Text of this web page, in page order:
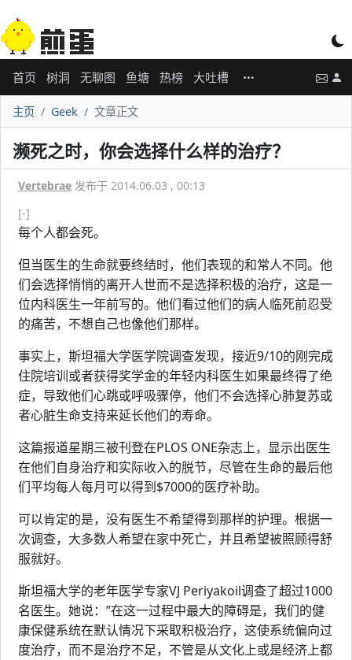
首页 树洞 无聊图 鱼塘 热榜 大吐槽
主页 Geek 文章正文
濒死之时，你会选择什么样的治疗？
Vertebrae 发布于 2014.06.03 , 00:13
[-]
每个人都会死。
但当医生的生命就要终结时，他们表现的和常人不同。他
们会选择悄悄的离开人世而不是选择积极的治疗，这是一
位内科医生一年前写的。他们看过他们的病人临死前忍受
的痛苦，不想自己也像他们那样。
事实上，斯坦福大学医学院调查发现，接近9/10的刚完成
住院培训或者获得奖学金的年轻内科医生如果最终得了绝
症，导致他们心跳或呼吸骤停，他们不会选择心肺复苏或
者心脏生命支持来延长他们的寿命。
这篇报道星期三被刊登在PLOS ONE杂志上，显示出医生
在他们自身治疗和实际收入的脱节，尽管在生命的最后他
们平均每人每月可以得到$7000的医疗补助。
可以肯定的是，没有医生不希望得到那样的护理。根据一
次调查，大多数人希望在家中死亡，并且希望被照顾得舒
服就好。
斯坦福大学的老年医学专家VJ Periyakoil调查了超过1000
名医生。她说：”在这一过程中最大的障碍是，我们的健
康保健系统在默认情况下采取积极治疗，这使系统偏向过
度治疗，而不是治疗不足，不管是从文化上或是经济上都